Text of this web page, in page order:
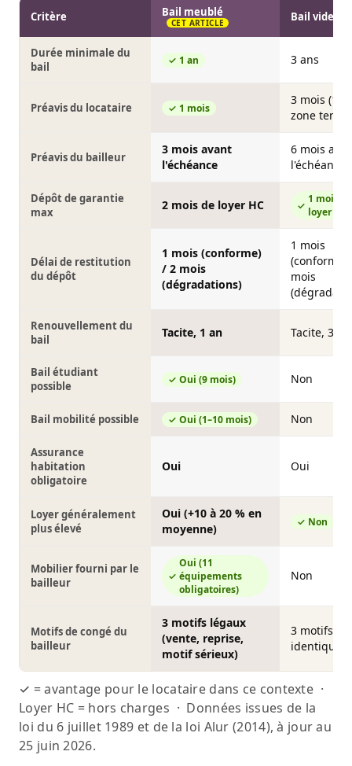
Critère Bail meublé
CET ARTICLE Bail vide
Durée minimale du
bail
1 an 3 ans
Préavis du locataire 1 mois
3 mois (1
zone
Préavis du bailleur
3 mois avant
l'échéance
6 mois
l'échéance
Dépôt de garantie
max
2 mois de loyer HC
1 mois de
loyer HC
Délai de restitution
du dépôt
1 mois (conforme)
/ 2 mois
(dégradations)
1 mois
(conforme)
mois
Renouvellement du
bail
Tacite, 1 an Tacite, 3
Bail étudiant
possible
Oui (9 mois) Non
Bail mobilité possible Oui (1–10 mois) Non
Assurance
habitation
obligatoire
Oui Oui
Loyer généralement
plus élevé
Oui (+10 à 20 % en
moyenne)
Non
Mobilier fourni par le
bailleur
Oui (11
équipements
obligatoires)
Non
Motifs de congé du
bailleur
3 motifs légaux
(vente, reprise,
motif sérieux)
3 motifs
identiques
✓ = avantage pour le locataire dans ce contexte ·
Loyer HC = hors charges · Données issues de la
loi du 6 juillet 1989 et de la loi Alur (2014), à jour au
25 juin 2026.